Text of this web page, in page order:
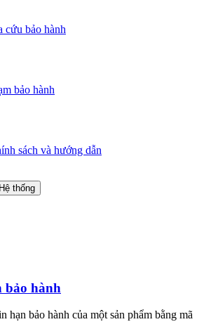
cứu bảo hành
bảo hành
sách và hướng dẫn
Hệ thống
bảo hành
hạn bảo hành của một sản phẩm bằng mã